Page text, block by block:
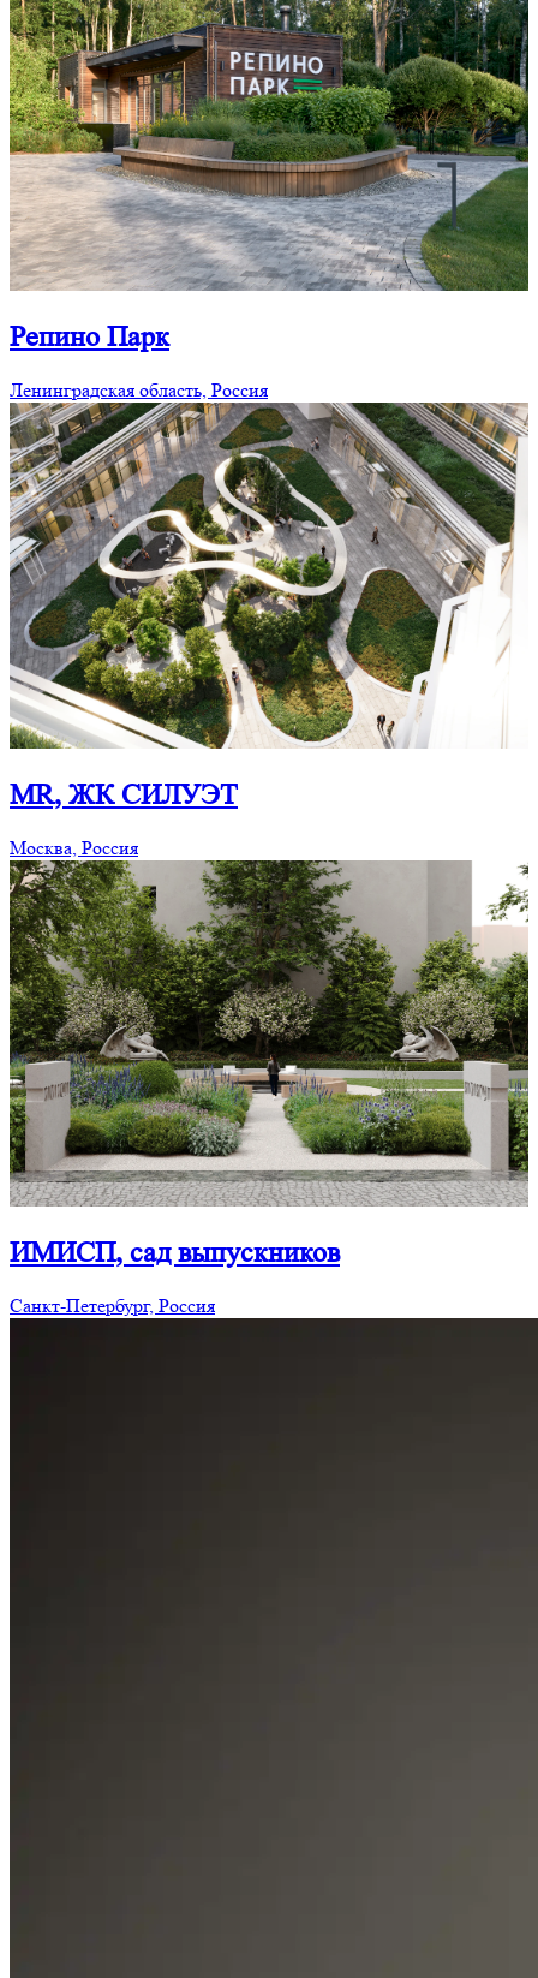
Репино Парк
Ленинградская область, Россия
MR, ЖК СИЛУЭТ
Москва, Россия
ИМИСП, сад выпускников
Санкт-Петербург, Россия